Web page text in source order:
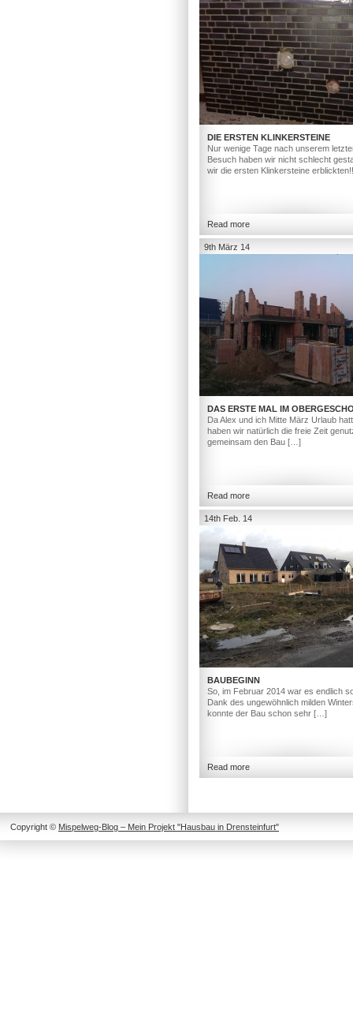
DIE ERSTEN KLINKERSTEINE
Nur wenige Tage nach unserem
Besuch haben wir nicht schlecht
wir die ersten Klinkersteine
Read more
9th März 14
DAS ERSTE MAL IM
Da Alex und ich Mitte März Urlaub
haben wir natürlich die freie Zeit
gemeinsam den Bau […]
Read more
14th Feb. 14
BAUBEGINN
So, im Februar 2014 war es endlich
Dank des ungewöhnlich milden
konnte der Bau schon sehr […]
Read more
Copyright © Mispelweg-Blog – Mein Projekt "Hausbau in Drensteinfurt"